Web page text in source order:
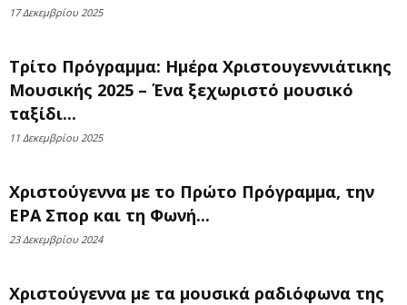
17 Δεκεμβρίου 2025
Τρίτο Πρόγραμμα: Ημέρα Χριστουγεννιάτικης
Μουσικής 2025 – Ένα ξεχωριστό μουσικό
ταξίδι...
11 Δεκεμβρίου 2025
Χριστούγεννα με το Πρώτο Πρόγραμμα, την
ΕΡΑ Σπορ και τη Φωνή...
23 Δεκεμβρίου 2024
Χριστούγεννα με τα μουσικά ραδιόφωνα της